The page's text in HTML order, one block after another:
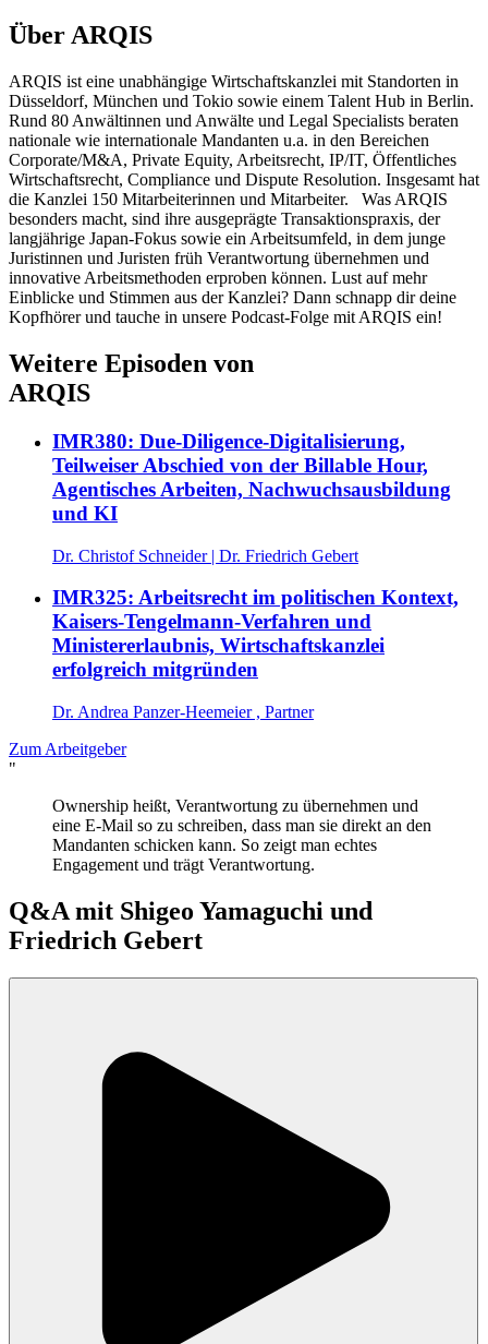
ÜberARQIS
ARQIS ist eine unabhängige Wirtschaftskanzlei mit Standorten in
Düsseldorf, München und Tokio sowie einem Talent Hub in Berlin.
Rund 80 Anwältinnen und Anwälte und Legal Specialists beraten
nationale wie internationale Mandanten u.a. in den Bereichen
Corporate/M&A, Private Equity, Arbeitsrecht, IP/IT, Öffentliches
Wirtschaftsrecht, Compliance und Dispute Resolution. Insgesamt hat
die Kanzlei 150 Mitarbeiterinnen und Mitarbeiter. Was ARQIS
besonders macht, sind ihre ausgeprägte Transaktionspraxis, der
langjährige Japan-Fokus sowie ein Arbeitsumfeld, in dem junge
Juristinnen und Juristen früh Verantwortung übernehmen und
innovative Arbeitsmethoden erproben können. Lust auf mehr
Einblicke und Stimmen aus der Kanzlei? Dann schnapp dir deine
Kopfhörer und tauche in unsere Podcast-Folge mit ARQIS ein!
Weitere Episoden von
ARQIS
IMR380: Due-Diligence-Digitalisierung,
Teilweiser Abschied von der Billable Hour,
Agentisches Arbeiten, Nachwuchsausbildung
und KI
Dr. Christof Schneider| Dr. Friedrich Gebert
IMR325: Arbeitsrecht im politischen Kontext,
Kaisers-Tengelmann-Verfahren und
Ministererlaubnis, Wirtschaftskanzlei
erfolgreich mitgründen
Dr. Andrea Panzer-Heemeier , Partner
Zum Arbeitgeber
"
Ownership heißt, Verantwortung zu übernehmen und
eine E-Mail so zu schreiben, dass man sie direkt an den
Mandanten schicken kann. So zeigt man echtes
Engagement und trägt Verantwortung.
Q&A mit Shigeo Yamaguchi und
Friedrich Gebert